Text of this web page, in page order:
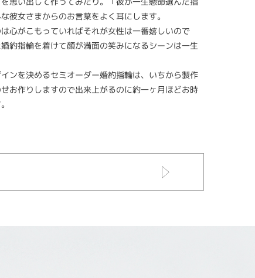
彼女さまからのお言葉をよく耳にします。
心がこもっていればそれが女性は一番嬉しいので
約指輪を着けて顔が満面の笑みになるシーンは一生
ンを決めるセミオーダー婚約指輪は、いちから製作
お作りしますので出来上がるのに約一ヶ月ほどお時